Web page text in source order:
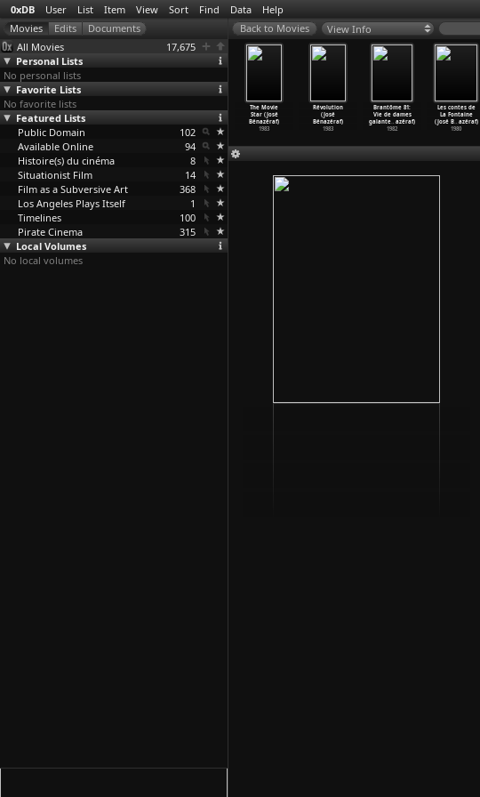
0xDB User List Item View Sort Find Data Help
All Movies
17,675
Personal Lists
No personal lists
Favorite Lists
No favorite lists
Featured Lists
Public Domain
102
Available Online
94
Histoire(s) du cinéma
8
Situationist Film
14
Film as a Subversive Art
368
Los Angeles Plays Itself
1
Timelines
100
Pirate Cinema
315
Local Volumes
No local volumes
View Info
Winter's
(José
Trashy
Tourist (José
Bénazéraf)
1983
The Movie
Star (José
Bénazéraf)
1983
Révolution
(José
Bénazéraf)
1983
Brantôme 81:
Vie de dames
galante… azéraf)
1982
Les contes de
La Fontaine
(José B… azéraf)
1980